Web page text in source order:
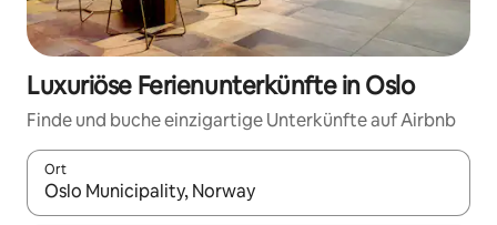
Luxuriöse Ferienunterkünfte in Oslo
Finde und buche einzigartige Unterkünfte auf Airbnb
Ort
Wenn Ergebnisse verfügbar sind, navigiere mit den